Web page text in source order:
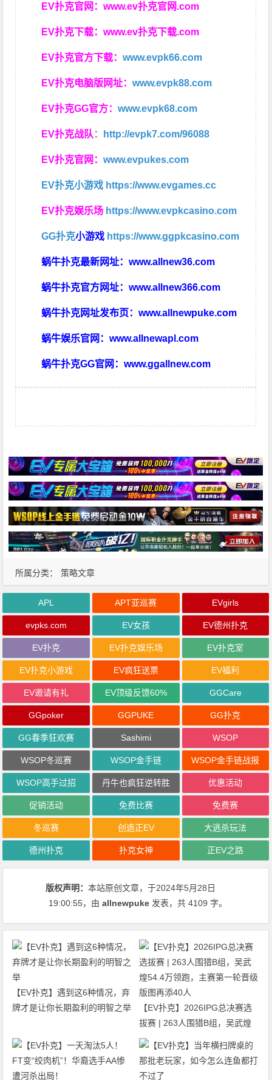
EV扑克官网：www.ev扑克官网.com
EV扑克下载：www.ev扑克下载.com
EV扑克官方下载：www.evpk66.com
EV扑克电脑版网址：www.evpk88.com
EV扑克GG官方：www.evpk68.com
EV扑克战队 ： http://evpk7.com/96088
EV扑克官网：www.evpukes.com
EV扑克小游戏 https://www.evgames.cc
EV扑克娱乐场 https://www.evpkcasino.com
GG扑克小游戏 https://www.ggpkcasino.com
蜗牛扑克最新网址：www.allnew36.com
蜗牛扑克官方网址：www.allnew366.com
蜗牛扑克网址发布页：www.allnewpuke.com
蜗牛娱乐官网：www.allnewapl.com
蜗牛扑克GG官网：www.ggallnew.com
所属分类： 策略文章
APL APT亚巡赛 EVgirls
evpks.com EV女孩 EV德州扑克
EV扑克 EV扑克娱乐场 EV扑克室
EV扑克小游戏 EV疯狂送票 EV福利
EV邀请有礼 EV顶级反馈60% GGCare
GGpoker GGPUKE GG扑克
GG春季狂欢赛 Sashimi WSOP
WSOP冬巡赛 WSOP金手链 WSOP金手链战报
WSOP高手过招 丹牛也疯狂逆转胜 优惠活动
促销活动 免费比赛 免费赛
冬巡赛 创造正EV 大逃杀玩法
德州扑克 扑克女神 正EV之路
版权声明：本站原创文章，于2024年5月28日
19:00:55，由allnewpuke 发表，共 4109 字。
【EV扑克】遇到这6种情况，弃
牌才是让你长期盈利的明智之举
【EV扑克】2026IPG总决赛选
拔赛 | 263人围猎B组，吴武煌
54.4万领跑，主赛第一轮晋级版